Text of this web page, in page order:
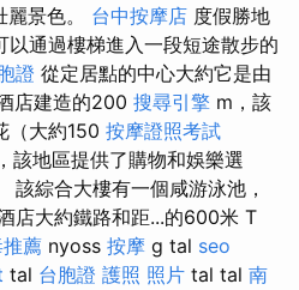
景色。 台中按摩店 度假勝地
通過樓梯進入一段短途散步的
證 從定居點的中心大約它是由
店建造的200 搜尋引擎 m，該
（大約150 按摩證照考試
該地區提供了購物和娛樂選
該綜合大樓有一個咸游泳池，
店大約鐵路和距...的600米 T
薦 nyoss 按摩 g tal seo
tal 台胞證 護照 照片 tal tal 南